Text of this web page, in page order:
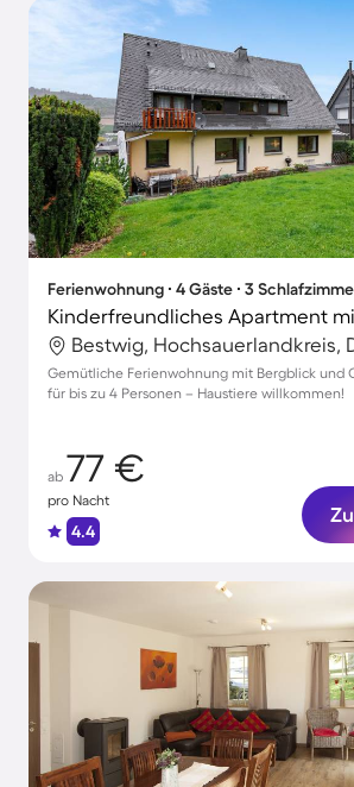
Ferienwohnung ∙ 4 Gäste ∙ 3
Bestwig, Hochsauerlandkreis,
Gemütliche Ferienwohnung mit Bergblick und
für bis zu 4 Personen – Haustiere willkommen!
ab 77 €
pro Nacht
4.4